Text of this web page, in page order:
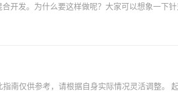
开发。为什么要这样做呢？大家可以想象一下
南仅供参考，请根据自身实际情况灵活调整。